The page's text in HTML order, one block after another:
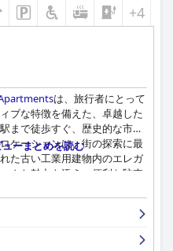
の5つ星評価に関していくつか
ストはその快適さとスタッフ
、朝食の種類や客室のアメニ
備の整った会議室と、仕事に
す。市内中心部への近さ、効
フが、ビジネス目的での利用
くて広々としたインテリアは
いのあるゲストにとってホテ
ルは、その絶好のロケーシ
た朝食と夕食のサービス、そ
客は頻繁に清潔な客室と、ス
届いた施設を強調していま
にさわやかな雰囲気を提供
しています。
ァルネーゼのスタッフは、そ
さで一貫して賞賛されていま
性と清掃スタッフの勤勉なサ
との良好なやり取りは、全体
ます。
指摘していますが、ホテル内
るという報告もあります。
で、清潔さとリラックスでき
+4
は、旅行者にとって
ブな特徴を備えた、卓越した
まで徒歩すぐ、歴史的な市内
ケーションは、街の探索に最
た古い工業用建物内のエレガ
クな魅力を添え、便利な駐車
を高めています。
珍味など、甘味と塩味の両方
体験です。ゲストは、寛大で
リアの居心地の良い雰囲気を
ーまとめを読む